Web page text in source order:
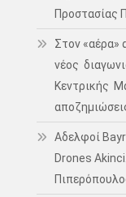
Προστασίας
Στον «αέρα»
νέος
Κεντρικής
Αδελφοί
Drones